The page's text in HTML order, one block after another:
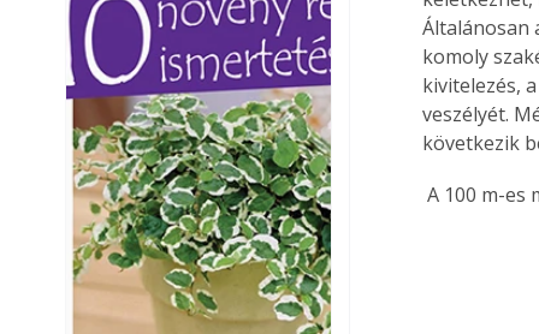
Általánosan
komoly
kivitelezés,
veszélyét.
következik
A 100 m-es